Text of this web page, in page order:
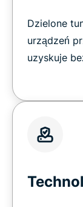
Dzielone
urządzeń
uzyskuje